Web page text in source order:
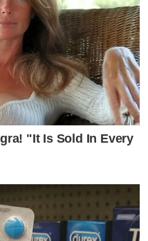
"It Is Sold In Every